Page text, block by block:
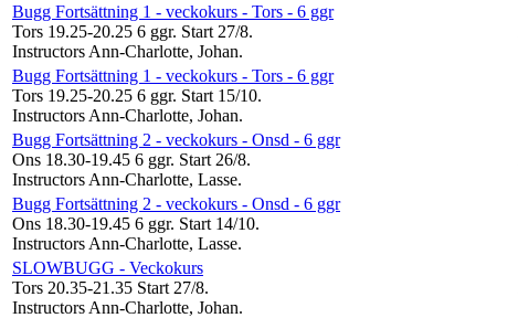
Bugg Fortsättning 1 - veckokurs - Tors - 6 ggr
Tors 19.25-20.25 6 ggr. Start 27/8.
Instructors Ann-Charlotte, Johan.
Bugg Fortsättning 1 - veckokurs - Tors - 6 ggr
Tors 19.25-20.25 6 ggr. Start 15/10.
Instructors Ann-Charlotte, Johan.
Bugg Fortsättning 2 - veckokurs - Onsd - 6 ggr
Ons 18.30-19.45 6 ggr. Start 26/8.
Instructors Ann-Charlotte, Lasse.
Bugg Fortsättning 2 - veckokurs - Onsd - 6 ggr
Ons 18.30-19.45 6 ggr. Start 14/10.
Instructors Ann-Charlotte, Lasse.
SLOWBUGG - Veckokurs
Tors 20.35-21.35 Start 27/8.
Instructors Ann-Charlotte, Johan.